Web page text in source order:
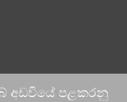
අඩවියේ පළකරනු